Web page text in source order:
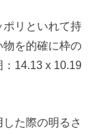
リといれて持
を的確に枠の
14.13 x 10.19
た際の明るさ